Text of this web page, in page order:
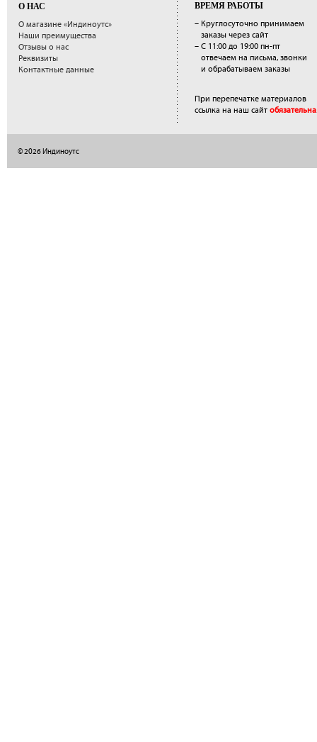
О НАС
О магазине «Индиноутс»
Наши преимущества
Отзывы о нас
Реквизиты
Контактные данные
ВРЕМЯ РАБОТЫ
– Круглосуточно принимаем
заказы через сайт
– С 11:00 до 19:00 пн-пт
отвечаем на письма, звонки
и обрабатываем заказы
При перепечатке материалов
ссылка на наш сайт обязательна.
© 2026 Индиноутс